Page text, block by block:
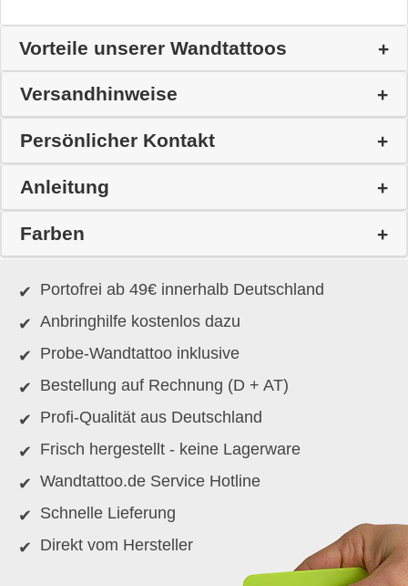
Vorteile unserer Wandtattoos
Versandhinweise
Persönlicher Kontakt
Anleitung
Farben
Portofrei ab 49€ innerhalb Deutschland
Anbringhilfe kostenlos dazu
Probe-Wandtattoo inklusive
Bestellung auf Rechnung (D + AT)
Profi-Qualität aus Deutschland
Frisch hergestellt - keine Lagerware
Wandtattoo.de Service Hotline
Schnelle Lieferung
Direkt vom Hersteller